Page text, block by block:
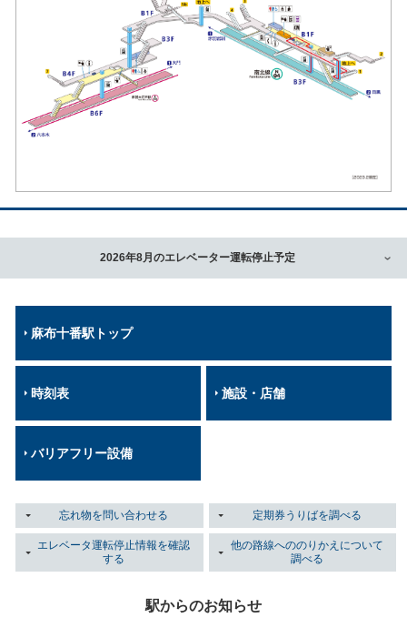
2026年8月のエレベーター運転停止予定
麻布十番駅トップ
時刻表 施設・店舗
バリアフリー設備
忘れ物を問い合わせる 定期券うりばを調べる
エレベータ運転停止情報を確認
する
他の路線へののりかえについて
調べる
駅からのお知らせ